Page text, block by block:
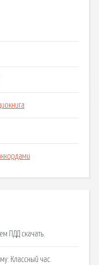
ПДД скачать.
Классный час.